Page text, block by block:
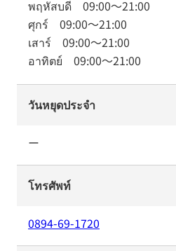
พฤหัสบดี 09:00～21:00
ศุกร์ 09:00～21:00
เสาร์ 09:00～21:00
อาทิตย์ 09:00～21:00
วันหยุดประจำ
ー
โทรศัพท์
0894-69-1720